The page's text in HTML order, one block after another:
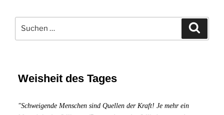
nach:
Weisheit des Tages
"Schweigende Menschen sind Quellen der Kraft! Je mehr ein